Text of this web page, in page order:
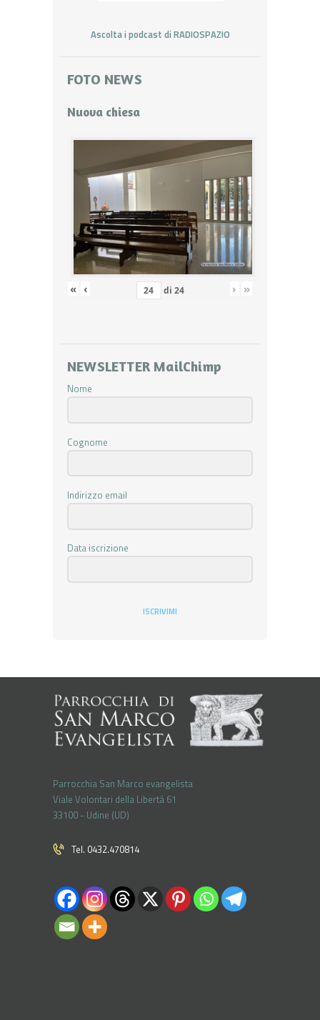
Ascolta i podcast di RADIOSPAZIO
FOTO NEWS
Nuova chiesa
« ‹ di 24 › »
NEWSLETTER MailChimp
Nome
Cognome
Indirizzo email
Data iscrizione
ISCRIVIMI
Parrocchia San Marco evangelista
Viale Volontari della Libertá 61
33100 - Udine (UD)
Tel. 0432.470814